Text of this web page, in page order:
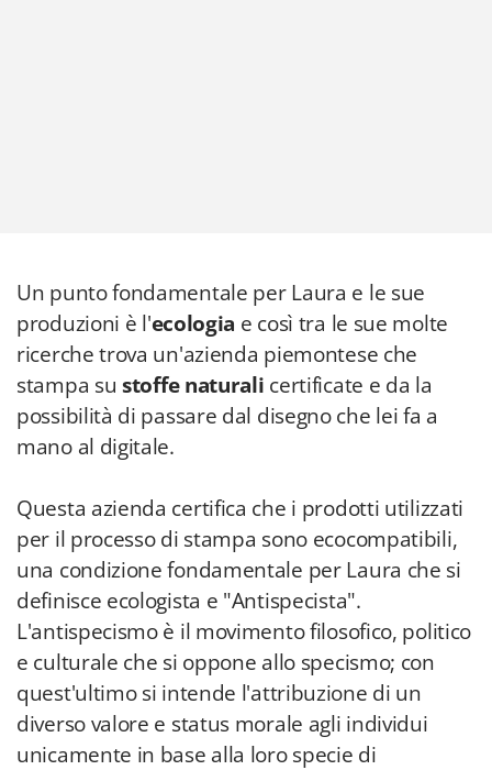
Un punto fondamentale per Laura e le sue
produzioni è l'ecologia e così tra le sue molte
ricerche trova un'azienda piemontese che
stampa su stoffe naturali certificate e da la
possibilità di passare dal disegno che lei fa a
mano al digitale.
Questa azienda certifica che i prodotti utilizzati
per il processo di stampa sono ecocompatibili,
una condizione fondamentale per Laura che si
definisce ecologista e "Antispecista".
L'antispecismo è il movimento filosofico, politico
e culturale che si oppone allo specismo; con
quest'ultimo si intende l'attribuzione di un
diverso valore e status morale agli individui
unicamente in base alla loro specie di